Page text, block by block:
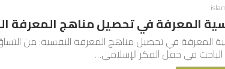
المعرفة في تحصيل مناهج المعرفة
المعرفة في تحصيل مناهج المعرفة النفسية: من
في حقل الفكر الإسلامي…